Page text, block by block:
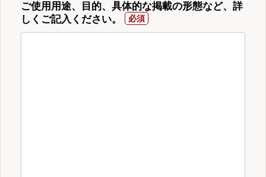
ご使用用途、目的、具体的な掲載の形態など、詳
しくご記入ください。